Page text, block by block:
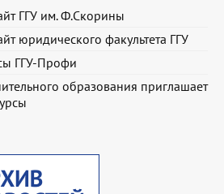
ГГУ им. Ф.Скорины
юридического факультета ГГУ
ГГУ-Профи
образования приглашает